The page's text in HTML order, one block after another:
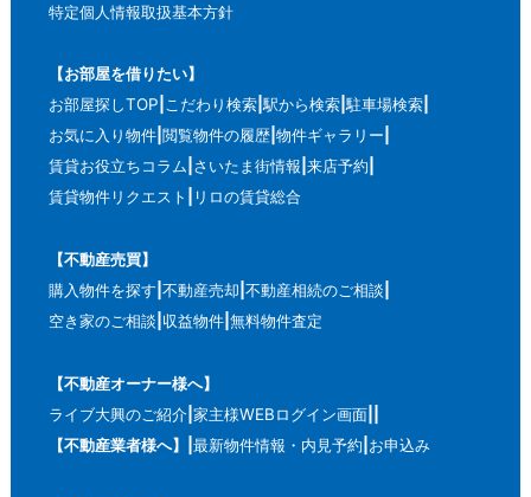
特定個人情報取扱基本方針
【お部屋を借りたい】
お部屋探しTOP こだわり検索 駅から検索 駐車場検索
お気に入り物件 閲覧物件の履歴 物件ギャラリー
賃貸お役立ちコラム さいたま街情報 来店予約
賃貸物件リクエスト
リロの賃貸総合
【不動産売買】
購入物件を探す 不動産売却 不動産相続のご相談
空き家のご相談 収益物件 無料物件査定
【不動産オーナー様へ】
ライブ大興のご紹介 家主様WEBログイン画面
【不動産業者様へ】
最新物件情報・内見予約 お申込み